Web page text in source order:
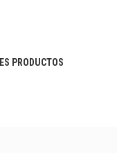
PRODUCTOS